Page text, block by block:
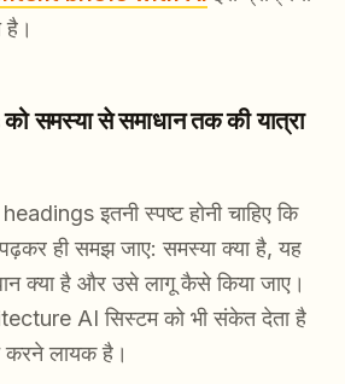
है।
समस्या से समाधान तक की यात्रा
इतनी स्पष्ट होनी चाहिए कि
पढ़कर ही समझ जाए: समस्या क्या है, यह
क्या है और उसे लागू कैसे किया जाए।
AI सिस्टम को भी संकेत देता है
करने लायक है।